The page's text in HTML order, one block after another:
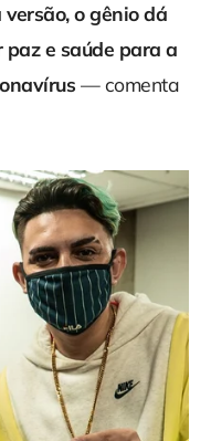
versão, o gênio dá
e saúde para a
— comenta